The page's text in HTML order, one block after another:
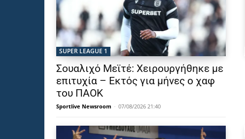
SUPER LEAGUE 1
Σουαλιχό Μεϊτέ: Χειρουργήθηκε με
επιτυχία – Εκτός για μήνες ο χαφ
του ΠΑΟΚ
Sportlive Newsroom - 07/08/2026 21:40